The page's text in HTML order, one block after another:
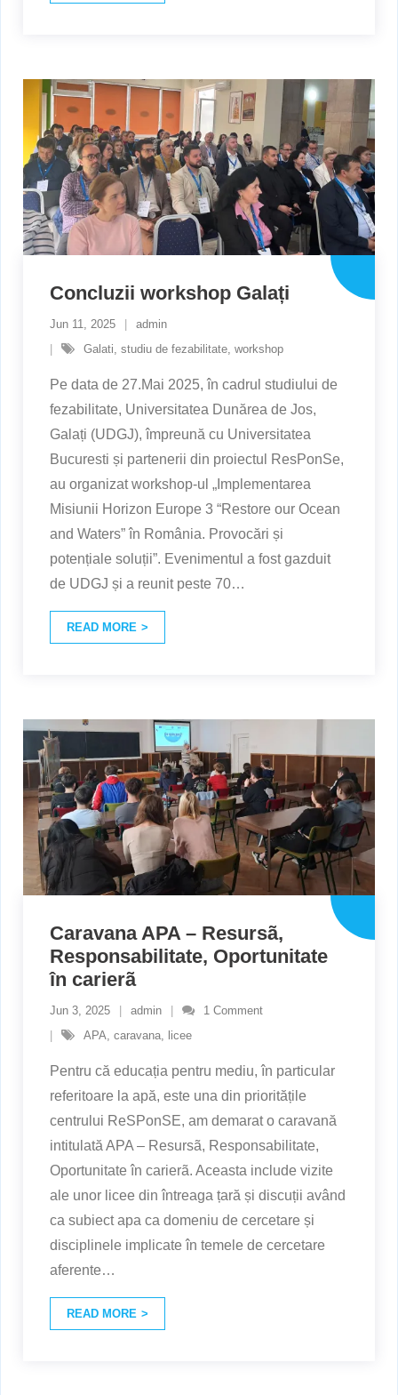
Concluzii workshop Galați
Jun 11, 2025
admin
Galati, studiu de fezabilitate, workshop
Pe data de 27.Mai 2025, în cadrul studiului de
fezabilitate, Universitatea Dunărea de Jos,
Galați (UDGJ), împreună cu Universitatea
Bucuresti și partenerii din proiectul ResPonSe,
au organizat workshop-ul „Implementarea
Misiunii Horizon Europe 3 “Restore our Ocean
and Waters” în România. Provocări și
potențiale soluții”. Evenimentul a fost gazduit
de UDGJ și a reunit peste 70…
READ MORE
Caravana APA – Resursã,
Responsabilitate, Oportunitate
în carierã
Jun 3, 2025 admin 1 Comment
APA, caravana, licee
Pentru că educația pentru mediu, în particular
referitoare la apă, este una din prioritățile
centrului ReSPonSE, am demarat o caravană
intitulată APA – Resursã, Responsabilitate,
Oportunitate în carierã. Aceasta include vizite
ale unor licee din întreaga țară și discuții având
ca subiect apa ca domeniu de cercetare și
disciplinele implicate în temele de cercetare
aferente…
READ MORE